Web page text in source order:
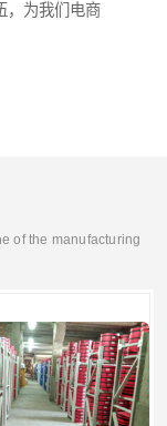
，为我们电商
of the manufacturing